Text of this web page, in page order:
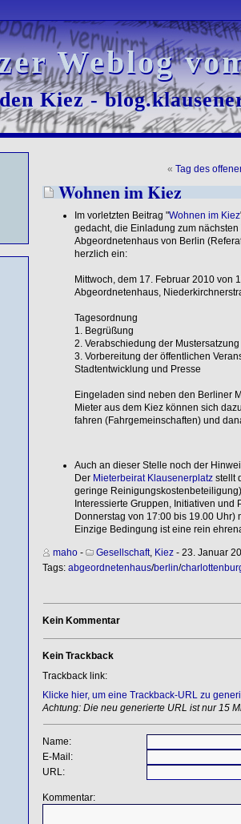
Weblog
Weblog
Kiez -
Kiez -
« Tag des
Wohnen im Kiez
Im vorletzten Beitrag "Wohnen im Kiez
gedacht, die Einladung zum
Abgeordnetenhaus von Berlin
herzlich ein:
Mittwoch, dem 17. Februar 2010 von
Abgeordnetenhaus,
Tagesordnung
1. Begrüßung
2. Verabschiedung der Mustersatzung
3. Vorbereitung der öffentlichen
Stadtentwicklung und Presse
Eingeladen sind neben den Berliner
Mieter aus dem Kiez können sich
fahren (Fahrgemeinschaften) und
Auch an dieser Stelle noch der
Der Mieterbeirat Klausenerplatzstellt
geringe
Interessierte Gruppen, Initiativen und
Donnerstag von 17:00 bis 19.00 Uhr)
Einzige Bedingung ist eine rein
maho- Gesellschaft, Kiez- 23. Januar
Tags: abgeordnetenhaus/berlin/
Kein Kommentar
Kein Trackback
Trackback link:
Klicke hier, um eine Trackback-URL zu
Achtung: Die neu generierte URL ist nur 15
Name:
E-Mail:
URL:
Kommentar: